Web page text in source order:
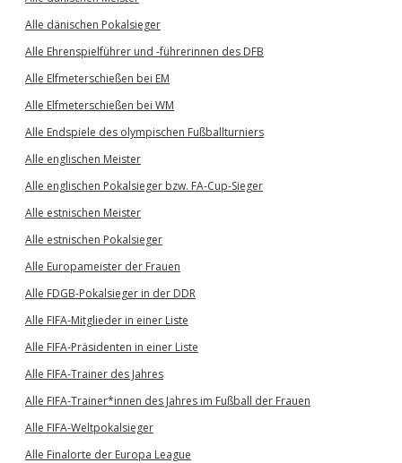
Alle dänischen Pokalsieger
Alle Ehrenspielführer und -führerinnen des DFB
Alle Elfmeterschießen bei EM
Alle Elfmeterschießen bei WM
Alle Endspiele des olympischen Fußballturniers
Alle englischen Meister
Alle englischen Pokalsieger bzw. FA-Cup-Sieger
Alle estnischen Meister
Alle estnischen Pokalsieger
Alle Europameister der Frauen
Alle FDGB-Pokalsieger in der DDR
Alle FIFA-Mitglieder in einer Liste
Alle FIFA-Präsidenten in einer Liste
Alle FIFA-Trainer des Jahres
Alle FIFA-Trainer*innen des Jahres im Fußball der Frauen
Alle FIFA-Weltpokalsieger
Alle Finalorte der Europa League